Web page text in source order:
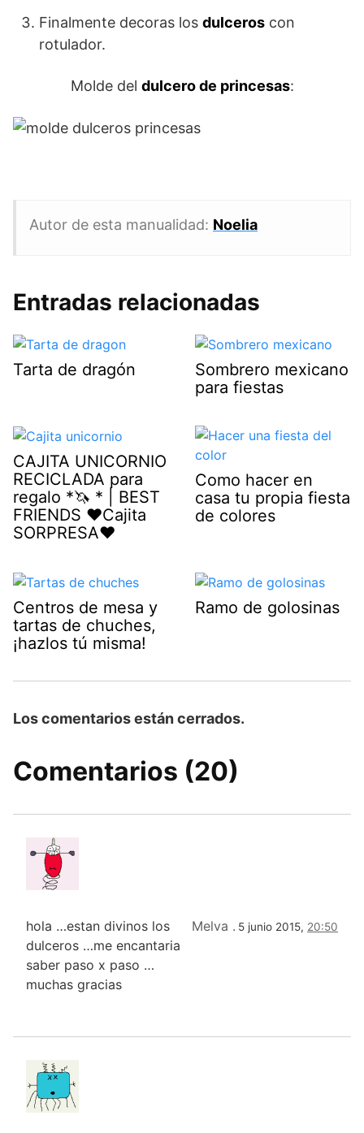
Finalmente decoras los dulceros con
rotulador.
Molde del dulcero de princesas:
Autor de esta manualidad: Noelia
Entradas relacionadas
Tarta de dragón
Sombrero mexicano
para fiestas
CAJITA UNICORNIO
RECICLADA para
regalo *🦄 * | BEST
FRIENDS ♥Cajita
SORPRESA♥
Como hacer en
casa tu propia fiesta
de colores
Centros de mesa y
tartas de chuches,
¡hazlos tú misma!
Ramo de golosinas
Los comentarios están cerrados.
Comentarios (20)
Melva . 5 junio 2015, 20:50
hola …estan divinos los
dulceros …me encantaria
saber paso x paso …
muchas gracias